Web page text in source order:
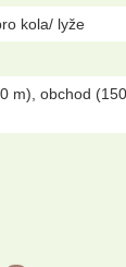
kola/ lyže
m), obchod